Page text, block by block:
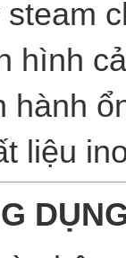
steam
hình
hành
liệu